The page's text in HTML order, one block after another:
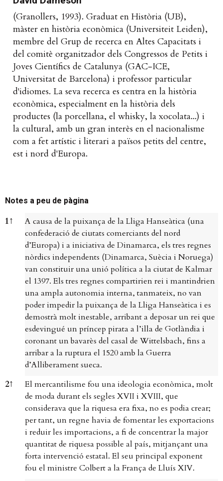
(Granollers, 1993). Graduat en Història (UB),
màster en història econòmica (Universiteit Leiden),
membre del Grup de recerca en Altes Capacitats i
del comitè organitzador dels Congressos de Petits i
Joves Científics de Catalunya (GAC-ICE,
Universitat de Barcelona) i professor particular
d'idiomes. La seva recerca es centra en la història
econòmica, especialment en la història dels
productes (la porcellana, el whisky, la xocolata...) i
la cultural, amb un gran interès en el nacionalisme
com a fet artístic i literari a països petits del centre,
est i nord d'Europa.
Notes a peu de pàgina
Notes a peu de pàgina
1↑
A causa de la puixança de la Lliga Hanseàtica (una
confederació de ciutats comerciants del nord
d’Europa) i a iniciativa de Dinamarca, els tres regnes
nòrdics independents (Dinamarca, Suècia i Noruega)
van constituir una unió política a la ciutat de Kalmar
el 1397. Els tres regnes compartirien rei i mantindrien
una ampla autonomia interna, tanmateix, no van
poder impedir la puixança de la Lliga Hanseàtica i es
demostrà molt inestable, arribant a deposar un rei que
esdevingué un príncep pirata a l’illa de Gotlàndia i
coronant un bavarès del casal de Wittelsbach, fins a
arribar a la ruptura el 1520 amb la Guerra
d’Alliberament sueca.
2↑
El mercantilisme fou una ideologia econòmica, molt
de moda durant els segles XVII i XVIII, que
considerava que la riquesa era fixa, no es podia crear;
per tant, un regne havia de fomentar les exportacions
i reduir les importacions, a fi de concentrar la major
quantitat de riquesa possible al país, mitjançant una
forta intervenció estatal. El seu principal exponent
fou el ministre Colbert a la França de Lluís XIV.